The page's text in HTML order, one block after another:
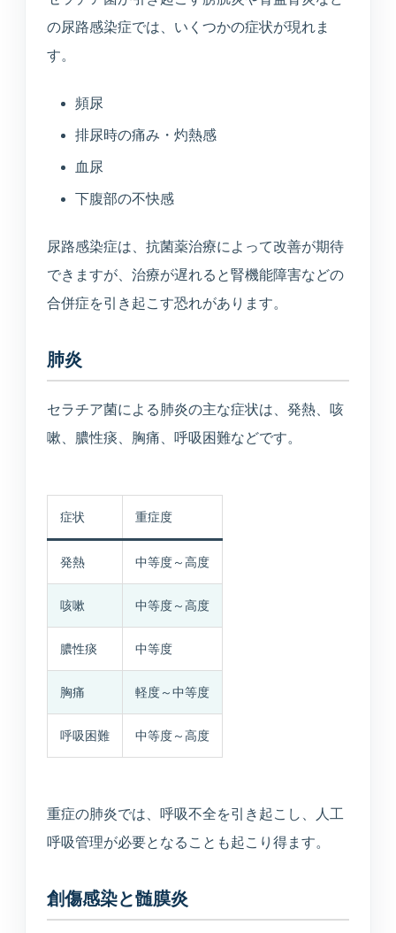
の尿路感染症では、いくつかの症状が現れま
す。
頻尿
排尿時の痛み・灼熱感
血尿
下腹部の不快感
尿路感染症は、抗菌薬治療によって改善が期待
できますが、治療が遅れると腎機能障害などの
合併症を引き起こす恐れがあります。
肺炎
セラチア菌による肺炎の主な症状は、発熱、咳
嗽、膿性痰、胸痛、呼吸困難などです。
症状 重症度
発熱 中等度～高度
咳嗽 中等度～高度
膿性痰 中等度
胸痛 軽度～中等度
呼吸困難 中等度～高度
重症の肺炎では、呼吸不全を引き起こし、人工
呼吸管理が必要となることも起こり得ます。
創傷感染と髄膜炎